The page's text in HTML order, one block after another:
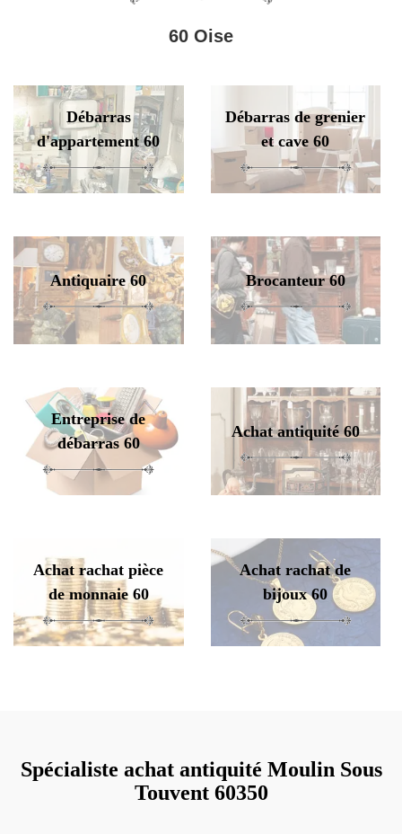
60 Oise
Débarras
d'appartement 60
Débarras de grenier
et cave 60
Antiquaire 60 Brocanteur 60
Entreprise de
débarras 60
Achat antiquité 60
Achat rachat pièce
de monnaie 60
Achat rachat de
bijoux 60
Spécialiste achat antiquité Moulin Sous
Touvent 60350